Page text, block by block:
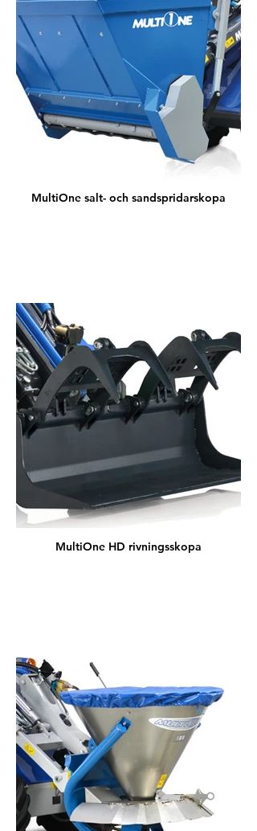
MultiOne salt- och sandspridarskopa
MultiOne HD rivningsskopa